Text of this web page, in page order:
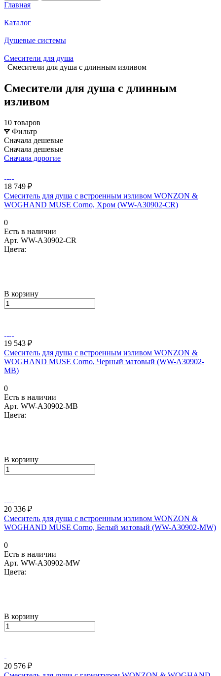
Главная
Каталог
Душевые системы
Смесители для душа
Смесители для душа с длинным изливом
Смесители для душа с длинным
изливом
10 товаров
Фильтр
Сначала дешевые
Сначала дешевые
Сначала дорогие
18 749 ₽
Смеситель для душа с встроенным изливом WONZON &
WOGHAND MUSE Corno, Хром (WW-A30902-CR)
0
Есть в наличии
Арт. WW-A30902-CR
Цвета:
В корзину
19 543 ₽
Смеситель для душа с встроенным изливом WONZON &
WOGHAND MUSE Corno, Черный матовый (WW-A30902-
MB)
0
Есть в наличии
Арт. WW-A30902-MB
Цвета:
В корзину
20 336 ₽
Смеситель для душа с встроенным изливом WONZON &
WOGHAND MUSE Corno, Белый матовый (WW-A30902-MW)
0
Есть в наличии
Арт. WW-A30902-MW
Цвета:
В корзину
20 576 ₽